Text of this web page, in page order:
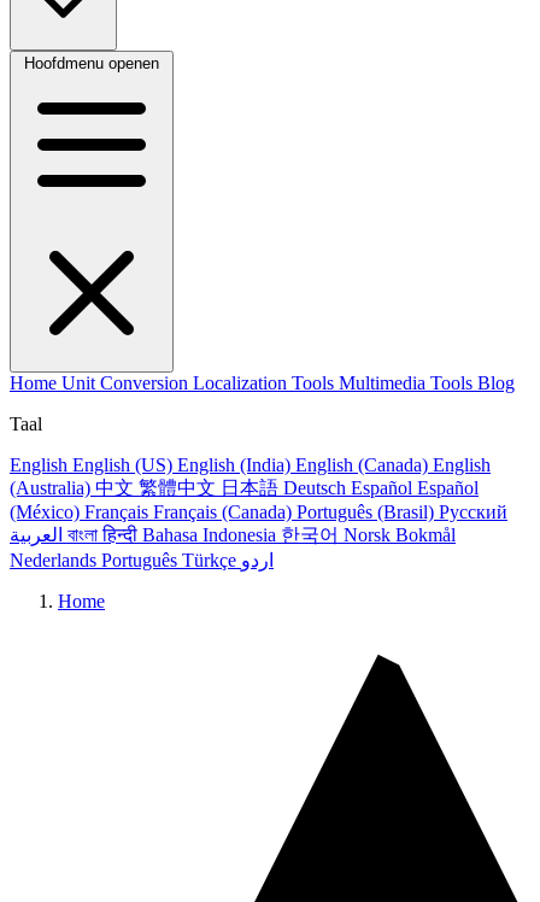
Hoofdmenu openen
Home Unit Conversion Localization Tools Multimedia Tools Blog
Taal
English English (US) English (India) English (Canada) English
(Australia) 中文 繁體中文 日本語 Deutsch Español Español
(México) Français Français (Canada) Português (Brasil) Русский
বাংলাहिन्दी Bahasa Indonesia 한국어 Norsk Bokmål
Nederlands Português Türkçe اردو
Home